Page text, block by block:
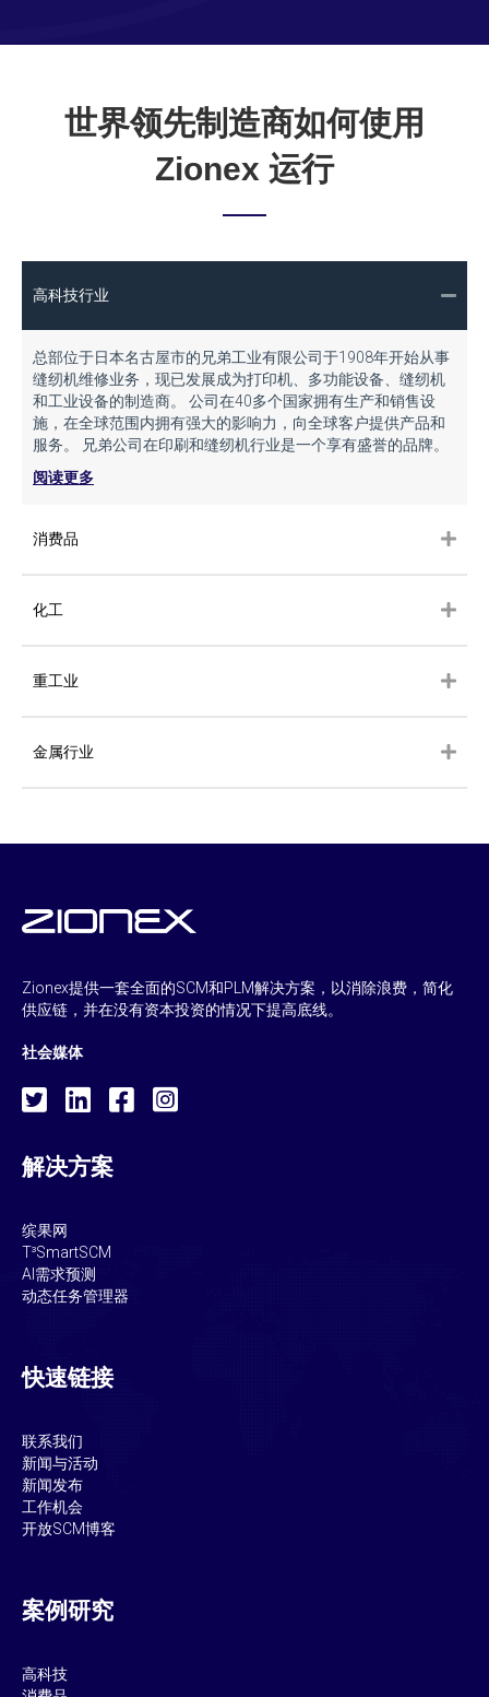
世界领先制造商如何使用
Zionex 运行
高科技行业
总部位于日本名古屋市的兄弟工业有限公司于1908年开始从事
缝纫机维修业务，现已发展成为打印机、多功能设备、缝纫机
和工业设备的制造商。 公司在40多个国家拥有生产和销售设
施，在全球范围内拥有强大的影响力，向全球客户提供产品和
服务。 兄弟公司在印刷和缝纫机行业是一个享有盛誉的品牌。
阅读更多
消费品
化工
重工业
金属行业
Zionex提供一套全面的SCM和PLM解决方案，以消除浪费，简化
供应链，并在没有资本投资的情况下提高底线。
社会媒体
解决方案
缤果网
T³SmartSCM
AI需求预测
动态任务管理器
快速链接
联系我们
新闻与活动
新闻发布
工作机会
开放SCM博客
案例研究
高科技